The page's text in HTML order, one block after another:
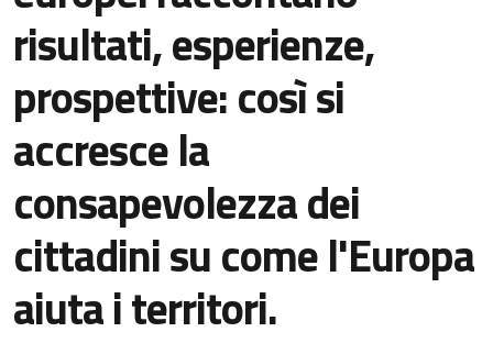
risultati, esperienze,
prospettive: così si
accresce la
consapevolezza dei
cittadini su come l'Europa
aiuta i territori.